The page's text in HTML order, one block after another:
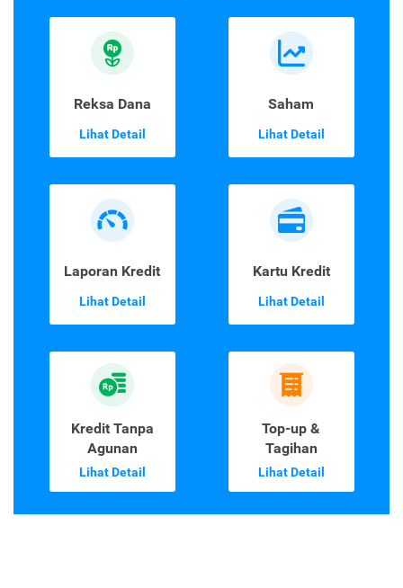
Reksa Dana
Lihat Detail
Saham
Lihat Detail
Laporan Kredit
Lihat Detail
Kartu Kredit
Lihat Detail
Kredit Tanpa
Agunan
Lihat Detail
Top-up &
Tagihan
Lihat Detail